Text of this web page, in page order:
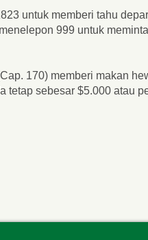
untuk memberi tahu
999 untuk
170) memberi makan
tetap sebesar $5.000 atau